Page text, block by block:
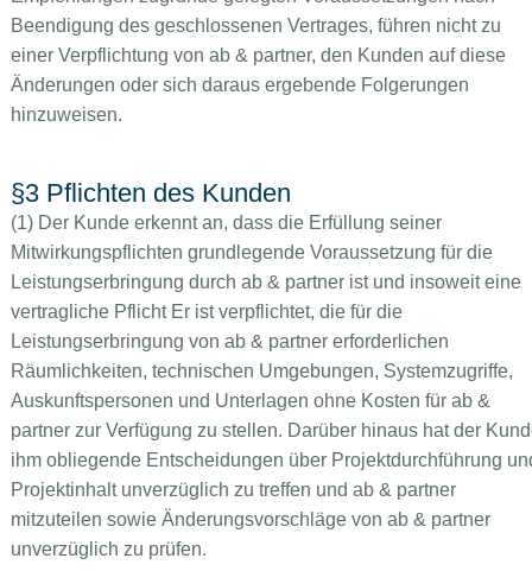
Beendigung des geschlossenen Vertrages, führen nicht zu
einer Verpflichtung von ab & partner, den Kunden auf diese
Änderungen oder sich daraus ergebende Folgerungen
hinzuweisen.
§3 Pflichten des Kunden
(1) Der Kunde erkennt an, dass die Erfüllung seiner
Mitwirkungspflichten grundlegende Voraussetzung für die
Leistungserbringung durch ab & partner ist und insoweit eine
vertragliche Pflicht Er ist verpflichtet, die für die
Leistungserbringung von ab & partner erforderlichen
Räumlichkeiten, technischen Umgebungen, Systemzugriffe,
Auskunftspersonen und Unterlagen ohne Kosten für ab &
partner zur Verfügung zu stellen. Darüber hinaus hat der
ihm obliegende Entscheidungen über Projektdurchführung
Projektinhalt unverzüglich zu treffen und ab & partner
mitzuteilen sowie Änderungsvorschläge von ab & partner
unverzüglich zu prüfen.